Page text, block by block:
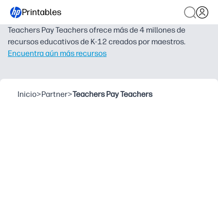
Printables
Teachers Pay Teachers ofrece más de 4 millones de
recursos educativos de K-12 creados por maestros.
Encuentra aún más recursos
Inicio>Partner>Teachers Pay Teachers